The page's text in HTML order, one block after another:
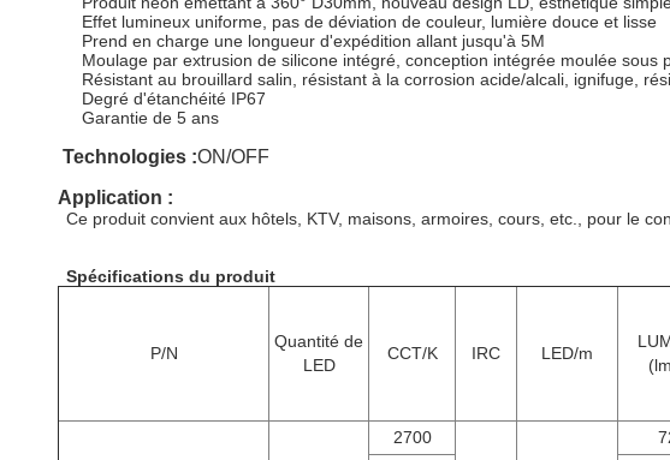
Effet lumineux uniforme, pas de déviation de couleur, lumière douce et lisse
Prend en charge une longueur d'expédition allant jusqu'à 5M
Moulage par extrusion de silicone intégré, conception intégrée moulée
Résistant au brouillard salin, résistant à la corrosion acide/alcali, ignifuge,
Degré d'étanchéité IP67
Garantie de 5 ans
Technologies :ON/OFF
Application :
Ce produit convient aux hôtels, KTV, maisons, armoires, cours, etc., pour le
Spécifications du produit
P/N
Quantité de
LED
CCT/K IRC LED/m
2700